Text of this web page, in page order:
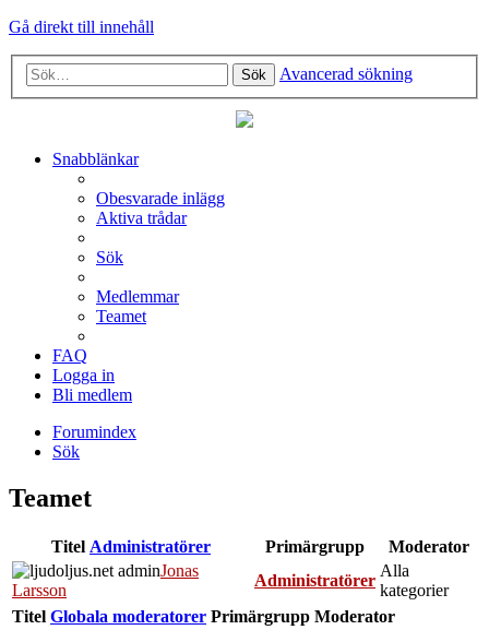
Gå direkt till innehåll
Sök Avancerad sökning
Snabblänkar
Obesvarade inlägg
Aktiva trådar
Sök
Medlemmar
Teamet
FAQ
Logga in
Bli medlem
Forumindex
Sök
Teamet
Titel Administratörer Primärgrupp
Moderator
Jonas
Larsson
Administratörer
Alla
kategorier
Titel Globala moderatorer Primärgrupp Moderator